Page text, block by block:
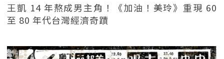
王凱 14 年熬成男主角！《加油！美玲》重現 60
至 80 年代台灣經濟奇蹟